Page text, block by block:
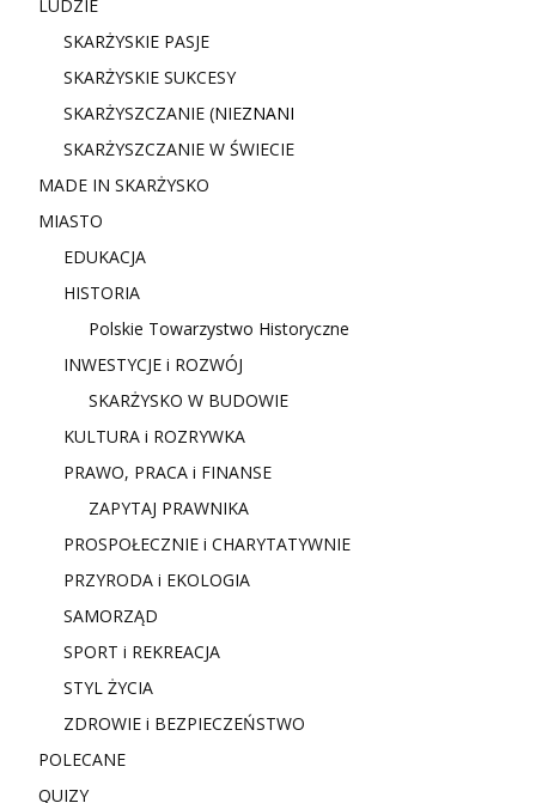
LUDZIE
SKARŻYSKIE PASJE
SKARŻYSKIE SUKCESY
SKARŻYSZCZANIE (NIEZNANI
SKARŻYSZCZANIE W ŚWIECIE
MADE IN SKARŻYSKO
MIASTO
EDUKACJA
HISTORIA
Polskie Towarzystwo Historyczne
INWESTYCJE i ROZWÓJ
SKARŻYSKO W BUDOWIE
KULTURA i ROZRYWKA
PRAWO, PRACA i FINANSE
ZAPYTAJ PRAWNIKA
PROSPOŁECZNIE i CHARYTATYWNIE
PRZYRODA i EKOLOGIA
SAMORZĄD
SPORT i REKREACJA
STYL ŻYCIA
ZDROWIE i BEZPIECZEŃSTWO
POLECANE
QUIZY